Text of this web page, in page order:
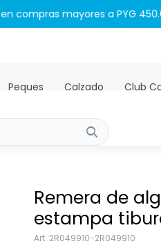
mayores a PYG 450.000
Peques Calzado Club
Remera de
estampa
2R049910-2R049910